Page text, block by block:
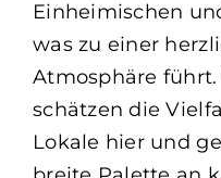
Einheimischen
was zu einer
Atmosphäre
schätzen die
Lokale hier und